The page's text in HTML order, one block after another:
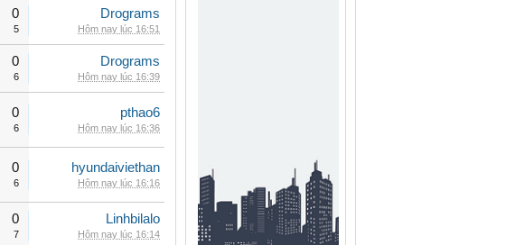
0
5
Drograms
Hôm nay lúc 16:51
0
6
Drograms
Hôm nay lúc 16:39
0
6
pthao6
Hôm nay lúc 16:36
0
6
hyundaiviethan
Hôm nay lúc 16:16
0
7
Linhbilalo
Hôm nay lúc 16:14